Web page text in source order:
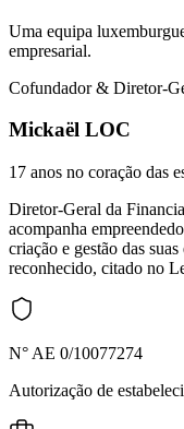
Uma equipa
empresarial.
Cofundador & Diretor-
Mickaël LOC
17 anos no coração das
Diretor-Geral da
acompanha
criação e gestão das
reconhecido, citado no
N° AE 0/10077274
Autorização de